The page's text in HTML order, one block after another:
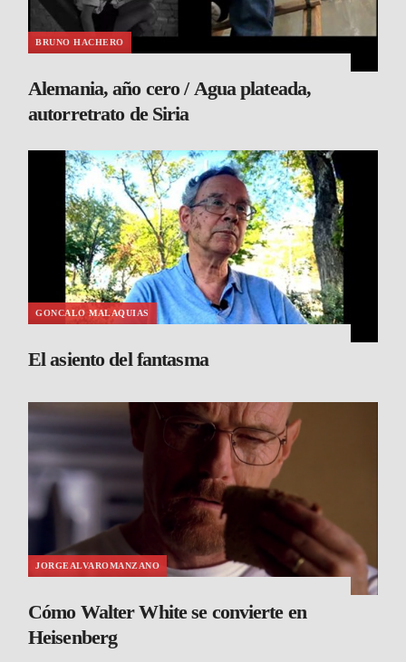
BRUNO HACHERO
Alemania, año cero / Agua plateada,
autorretrato de Siria
GONCALO MALAQUIAS
El asiento del fantasma
JORGEALVAROMANZANO
Cómo Walter White se convierte en
Heisenberg